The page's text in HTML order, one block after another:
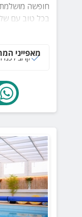
בכל טוב עם
מחוממת,
מאפייני
קרוב